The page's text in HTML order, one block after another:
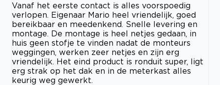
Vanaf het eerste contact is alles voorspoedig
verlopen. Eigenaar Mario heel vriendelijk, goed
bereikbaar en meedenkend. Snelle levering en
montage. De montage is heel netjes gedaan, in
huis geen stofje te vinden nadat de monteurs
weggingen, werken zeer netjes en zijn erg
vriendelijk. Het eind product is ronduit super, ligt
erg strak op het dak en in de meterkast alles
keurig weg gewerkt.